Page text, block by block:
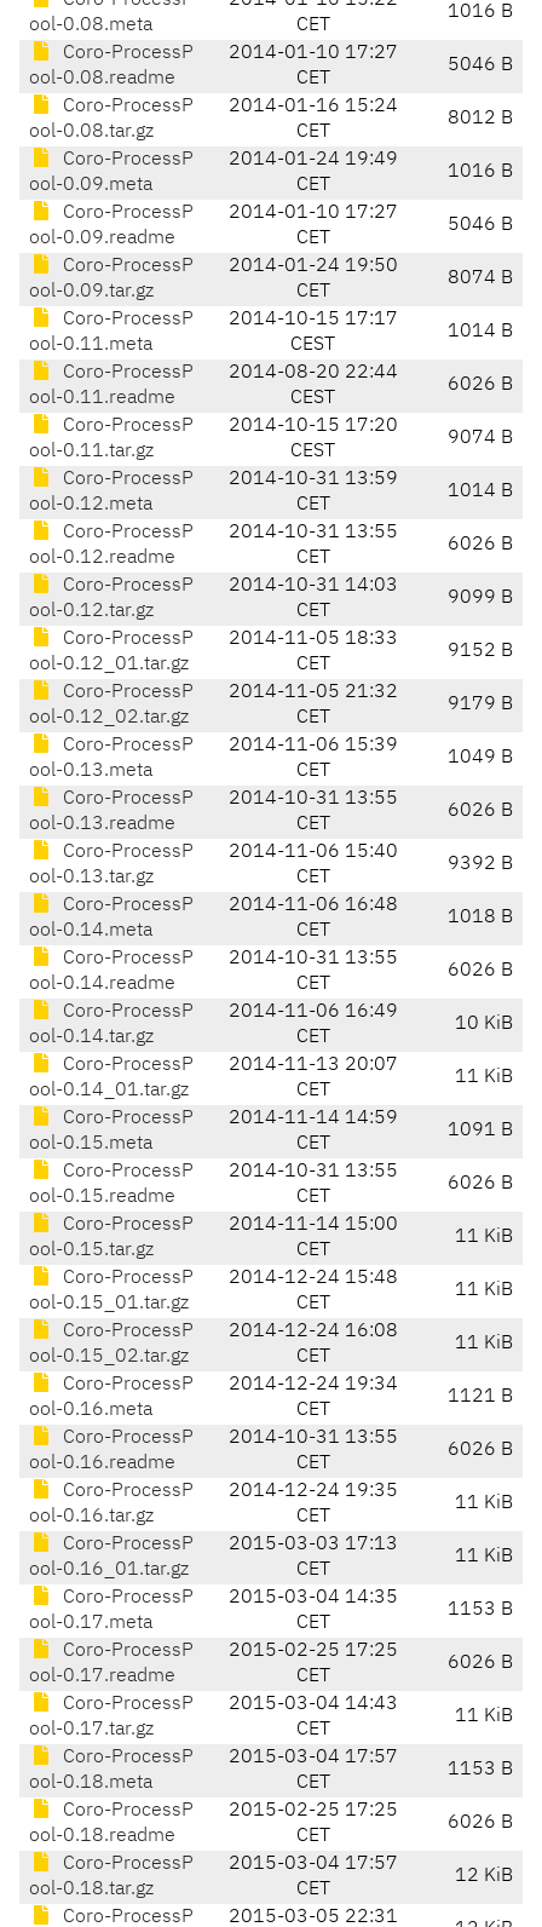
ool-0.08.meta
CET
1016 B
Coro-ProcessP
ool-0.08.readme
2014-01-10 17:27
CET
5046 B
Coro-ProcessP
ool-0.08.tar.gz
2014-01-16 15:24
CET
8012 B
Coro-ProcessP
ool-0.09.meta
2014-01-24 19:49
CET
1016 B
Coro-ProcessP
ool-0.09.readme
2014-01-10 17:27
CET
5046 B
Coro-ProcessP
ool-0.09.tar.gz
2014-01-24 19:50
CET
8074 B
Coro-ProcessP
ool-0.11.meta
2014-10-15 17:17
CEST
1014 B
Coro-ProcessP
ool-0.11.readme
2014-08-20 22:44
CEST
6026 B
Coro-ProcessP
ool-0.11.tar.gz
2014-10-15 17:20
CEST
9074 B
Coro-ProcessP
ool-0.12.meta
2014-10-31 13:59
CET
1014 B
Coro-ProcessP
ool-0.12.readme
2014-10-31 13:55
CET
6026 B
Coro-ProcessP
ool-0.12.tar.gz
2014-10-31 14:03
CET
9099 B
Coro-ProcessP
ool-0.12_01.tar.gz
2014-11-05 18:33
CET
9152 B
Coro-ProcessP
ool-0.12_02.tar.gz
2014-11-05 21:32
CET
9179 B
Coro-ProcessP
ool-0.13.meta
2014-11-06 15:39
CET
1049 B
Coro-ProcessP
ool-0.13.readme
2014-10-31 13:55
CET
6026 B
Coro-ProcessP
ool-0.13.tar.gz
2014-11-06 15:40
CET
9392 B
Coro-ProcessP
ool-0.14.meta
2014-11-06 16:48
CET
1018 B
Coro-ProcessP
ool-0.14.readme
2014-10-31 13:55
CET
6026 B
Coro-ProcessP
ool-0.14.tar.gz
2014-11-06 16:49
CET
10 KiB
Coro-ProcessP
ool-0.14_01.tar.gz
2014-11-13 20:07
CET
11 KiB
Coro-ProcessP
ool-0.15.meta
2014-11-14 14:59
CET
1091 B
Coro-ProcessP
ool-0.15.readme
2014-10-31 13:55
CET
6026 B
Coro-ProcessP
ool-0.15.tar.gz
2014-11-14 15:00
CET
11 KiB
Coro-ProcessP
ool-0.15_01.tar.gz
2014-12-24 15:48
CET
11 KiB
Coro-ProcessP
ool-0.15_02.tar.gz
2014-12-24 16:08
CET
11 KiB
Coro-ProcessP
ool-0.16.meta
2014-12-24 19:34
CET
1121 B
Coro-ProcessP
ool-0.16.readme
2014-10-31 13:55
CET
6026 B
Coro-ProcessP
ool-0.16.tar.gz
2014-12-24 19:35
CET
11 KiB
Coro-ProcessP
ool-0.16_01.tar.gz
2015-03-03 17:13
CET
11 KiB
Coro-ProcessP
ool-0.17.meta
2015-03-04 14:35
CET
1153 B
Coro-ProcessP
ool-0.17.readme
2015-02-25 17:25
CET
6026 B
Coro-ProcessP
ool-0.17.tar.gz
2015-03-04 14:43
CET
11 KiB
Coro-ProcessP
ool-0.18.meta
2015-03-04 17:57
CET
1153 B
Coro-ProcessP
ool-0.18.readme
2015-02-25 17:25
CET
6026 B
Coro-ProcessP
ool-0.18.tar.gz
2015-03-04 17:57
CET
12 KiB
Coro-ProcessP 2015-03-05 22:31